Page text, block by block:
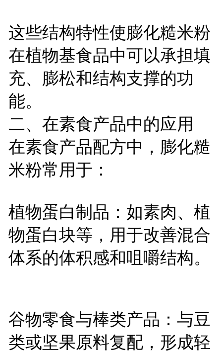
这些结构特性使膨化糙米粉
在植物基食品中可以承担填
充、膨松和结构支撑的功
能。
二、在素食产品中的应用
在素食产品配方中，膨化糙
米粉常用于：
植物蛋白制品：如素肉、植
物蛋白块等，用于改善混合
体系的体积感和咀嚼结构。
谷物零食与棒类产品：与豆
类或坚果原料复配，形成轻